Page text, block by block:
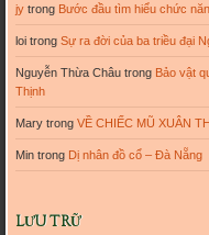
jytrong Bước đầu tìm hiểu chức
loitrong Sự ra đời của ba triều đại
Nguyễn Thừa Châutrong Bảo vật
Thịnh
Marytrong VỀ CHIẾC MŨ XUÂN
Mintrong Dị nhân đồ cổ – Đà Nẵng
LƯU TRỮ